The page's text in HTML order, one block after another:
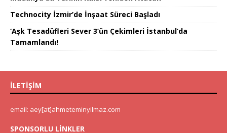
Technocity İzmir’de İnşaat Süreci Başladı
‘Aşk Tesadüfleri Sever 3’ün Çekimleri İstanbul’da
Tamamlandı!
İLETIŞIM
email: aey[at]ahmeteminyilmaz.com
SPONSORLU LINKLER